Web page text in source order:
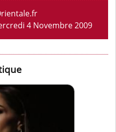
4 Novembre 2009